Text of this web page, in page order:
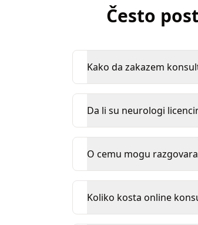
Često
Kako da zakazem
Da li su neurologi
O cemu mogu
Koliko kosta online